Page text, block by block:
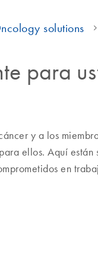
solutions
para
y a los
ellos. Aquí están
en